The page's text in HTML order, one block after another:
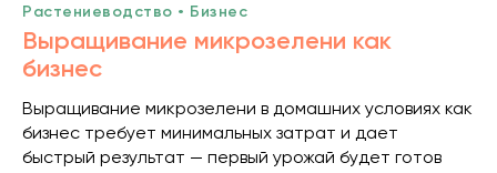
Растениеводство • Бизнес
Выращивание микрозелени как
бизнес
Выращивание микрозелени в домашних условиях как
бизнес требует минимальных затрат и дает
быстрый результат — первый урожай будет готов